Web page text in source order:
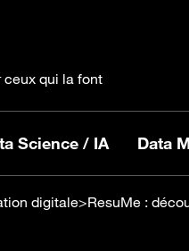
ceux qui la font
Science / IA Data
digitale>ResuMe :